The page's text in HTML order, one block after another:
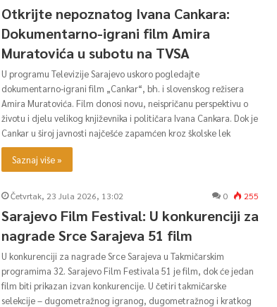
Otkrijte nepoznatog Ivana Cankara:
Dokumentarno-igrani film Amira
Muratovića u subotu na TVSA
U programu Televizije Sarajevo uskoro pogledajte
dokumentarno-igrani film „Cankar“, bh. i slovenskog režisera
Amira Muratovića. Film donosi novu, neispričanu perspektivu o
životu i djelu velikog književnika i političara Ivana Cankara. Dok je
Cankar u široj javnosti najčešće zapamćen kroz školske lek
Saznaj više »
Četvrtak, 23 Jula 2026, 13:02 0 255
Sarajevo Film Festival: U konkurenciji za
nagrade Srce Sarajeva 51 film
U konkurenciji za nagrade Srce Sarajeva u Takmičarskim
programima 32. Sarajevo Film Festivala 51 je film, dok će jedan
film biti prikazan izvan konkurencije. U četiri takmičarske
selekcije – dugometražnog igranog, dugometražnog i kratkog